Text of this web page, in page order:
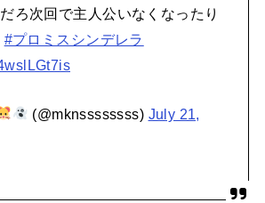
ろ次回で主人公いなくなったり
#プロミスシンデレラ
(@mknssssssss) July 21,